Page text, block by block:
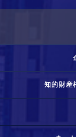
知的財産